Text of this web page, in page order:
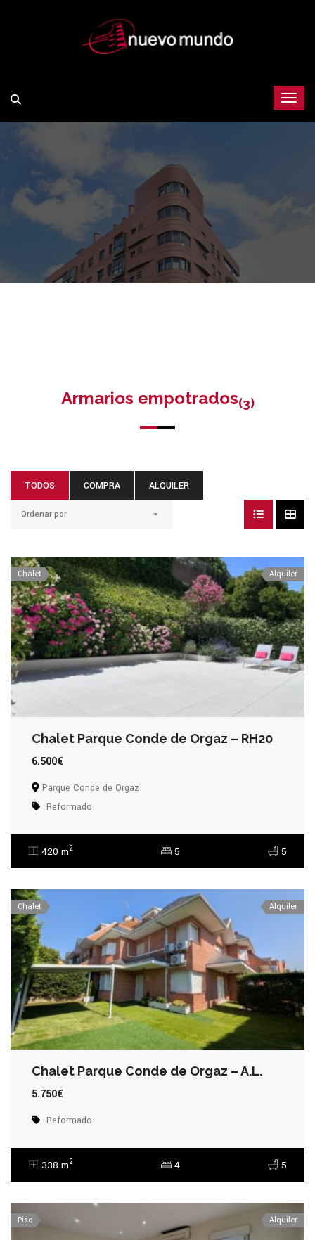
Armarios empotrados(3)
TODOS COMPRA ALQUILER
Ordenar por
Chalet Alquiler
Chalet Parque Conde de Orgaz – RH20
6.500€
Parque Conde de Orgaz
Reformado
420 m2 5 5
Chalet Alquiler
Chalet Parque Conde de Orgaz – A.L.
5.750€
Reformado
338 m2 4 5
Piso Alquiler